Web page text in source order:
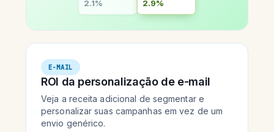
2.1% 2.9%
E-MAIL
ROI da personalização de e-mail
Veja a receita adicional de segmentar e
personalizar suas campanhas em vez de um
envio genérico.